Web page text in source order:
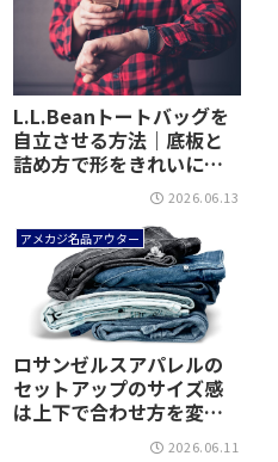
L.L.Beanトートバッグを
自立させる方法｜底板と
詰め方で形をきれいに保
2026.06.13
アメカジ名品アウター
ロサンゼルスアパレルの
セットアップのサイズ感
は上下で合わせ方を変え
る｜身長別の選び方まで
2026.06.11